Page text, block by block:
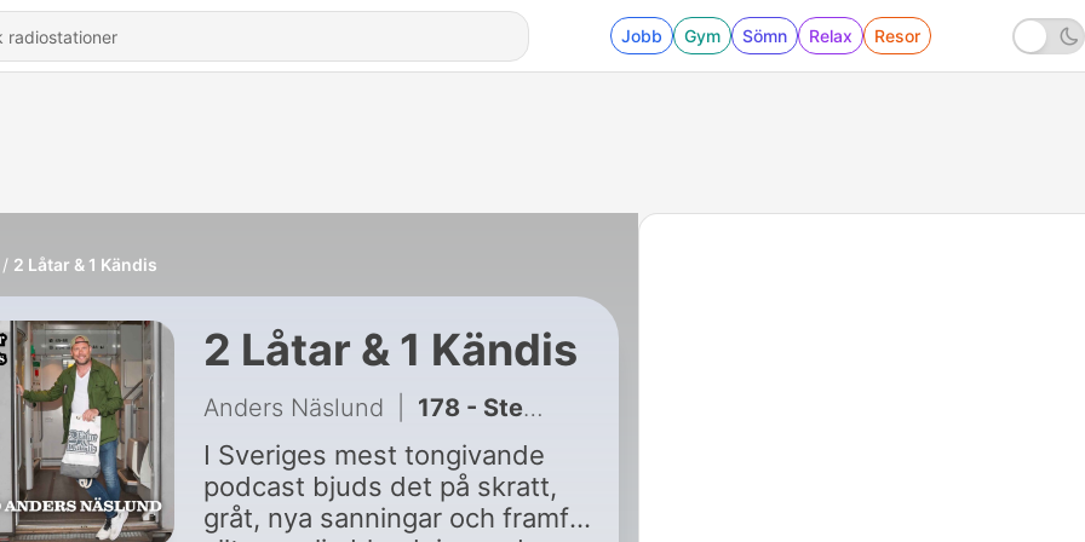
Jobb Gym Sömn Relax Resor
2 Låtar & 1 Kändis
2 Låtar & 1 Kändis
Anders Näslund 178 - Stefan "Tjock Steffe" Eriksson
I Sveriges mest tongivande
podcast bjuds det på skratt,
gråt, nya sanningar och framför